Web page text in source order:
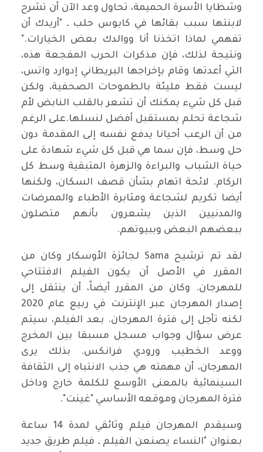
وشظايا الأسرة الحميمة، تحاول وعد الآن أن تشرح
لابنتها سبب بقائها في كابوس حلب ـ "أريدك أن
تفهمي لماذا اتخذنا أنا ووالدك بعض الخيارات."
ونتيجة لذلك، فإن مذكرات الحرب المفجعة هذه،
التي أعدتها وقام بإخراجها البريطاني إدوارد واتس،
ليست فقط مليئة بالطموحات الصحفية، ولكن
قبل كل شيء يمكنك أن تشعر بالقلب النابض لأم
شجاعة تحلم بمستقبل أفضل لنسلها.على الرغم
من أن الرعب أحيانا يدفع نفسه إلى المقدمة دون
حل وسط، فإن سما هي قبل كل شيء شهادة على
حياة الشباب والبراءة والزهرة المتبقية وسط كل
الركام. لائحة اتهام بشأن قصف السكان، ولكنها
أيضا تكريم لشجاعة ومثابرة الأطباء والممرضات
والمدنيين الذين يشعرون بأنهم متصلون
ببعضهم البعض وببيوتهم.
لقد تم ترشيح Sama لجائزة الأوسكار وكان من
المقرر في الأصل أن يكون الفيلم الافتتاحي
للمهرجان. وكان من المقرر أيضاً، أن ينتقل إلى
إصدار المهرجان عبر الإنترنت في ربيع عام 2020
لكنه تأجل إلى فترة المهرجان. بعد الفيلم، سيتم
عرض سؤال وجواب مسجل مسبقا بين المخرج
ووعد الخطيب ورودي فرانكس. بذلك يرى
المهرجان، أن مهمته هي جذب الانتباه إلى الثقافة
السينمائية بالمعنى الأوسع للكلمة خارج وداخل
فترة المهرجان وموقعه الأساسي "غينت".
وسيقدم المهرجان فيلم وثائقي لمدة 14 ساعة
بعنوان "النساء يصنعن الفيلم ـ فيلم طريق جديد